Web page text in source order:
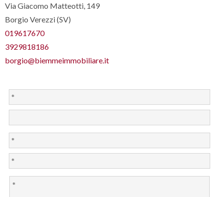
Via Giacomo Matteotti, 149
Borgio Verezzi (SV)
019617670
3929818186
borgio@biemmeimmobiliare.it